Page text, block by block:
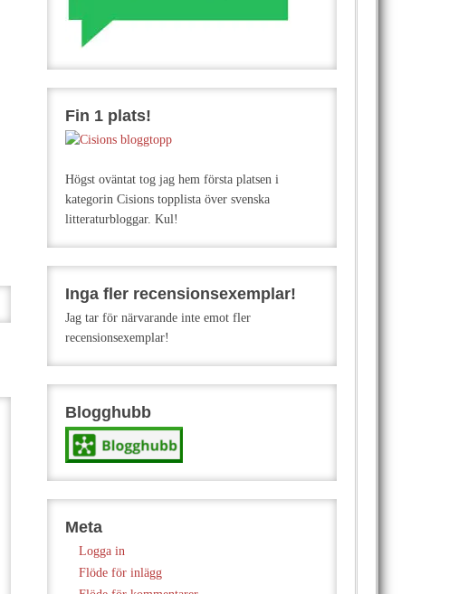
Fin 1 plats!
Högst oväntat tog jag hem första platsen i
kategorin Cisions topplista över svenska
litteraturbloggar. Kul!
Inga fler recensionsexemplar!
Jag tar för närvarande inte emot fler
recensionsexemplar!
Blogghubb
Meta
Logga in
Flöde för inlägg